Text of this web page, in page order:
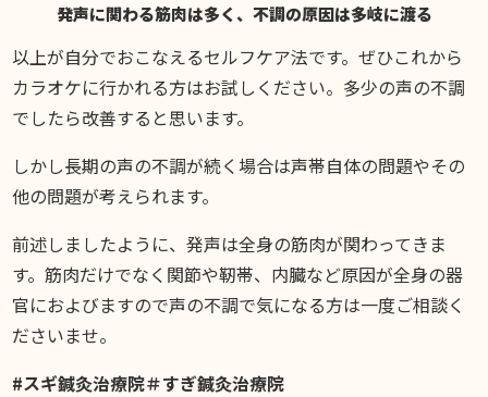
発声に関わる筋肉は多く、不調の原因は多岐に渡る
以上が自分でおこなえるセルフケア法です。ぜひこれから
カラオケに行かれる方はお試しください。多少の声の不調
でしたら改善すると思います。
しかし長期の声の不調が続く場合は声帯自体の問題やその
他の問題が考えられます。
前述しましたように、発声は全身の筋肉が関わってきま
す。筋肉だけでなく関節や靭帯、内臓など原因が全身の器
官におよびますので声の不調で気になる方は一度ご相談く
ださいませ。
#スギ鍼灸治療院＃すぎ鍼灸治療院